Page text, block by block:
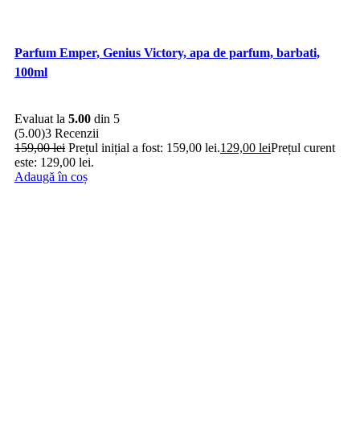
Parfum Emper, Genius Victory, apa de parfum, barbati,
100ml
Evaluat la 5.00 din 5
(5.00)3 Recenzii
159,00lei Prețul inițial a fost: 159,00 lei.129,00 leiPrețul curent
este: 129,00 lei.
Adaugă în coș